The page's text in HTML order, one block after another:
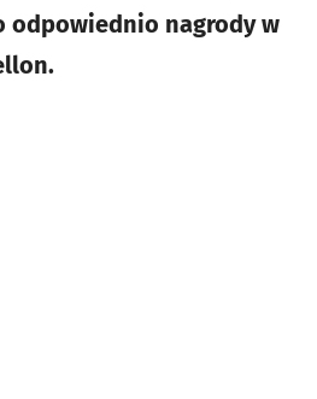
odpowiednio nagrody w